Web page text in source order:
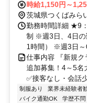
時給1,150円～
茨城県つくばみら
勤務時間詳細 ★9
制 ※週3日、4日の
1時間） ※週3日～
仕事内容 『新規ク
追加募集！4～5名
✅接客なし・会話
制服あり 業界未経験者
バイク通勤OK
学歴不問